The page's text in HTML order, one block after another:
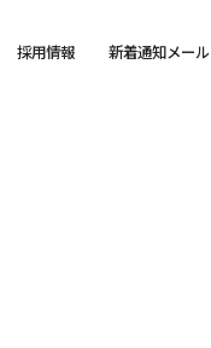
採用情報 新着通知メール